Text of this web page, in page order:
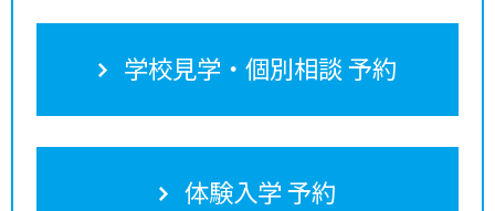
学校見学・個別相談 予約
体験入学 予約